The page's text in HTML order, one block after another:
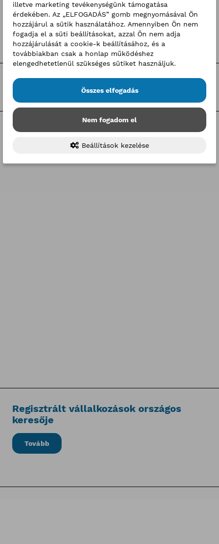
24 25 26 27 28 29 30
31 1 2 3 4 5
Kategóriák
Regisztrált vállalkozások országos
keresője
Tovább
illetve marketing tevékenységünk támogatása
érdekében. Az „ELFOGADÁS” gomb megnyomásával Ön
hozzájárul a sütik használatához. Amennyiben Ön nem
fogadja el a süti beállításokat, azzal Ön nem adja
hozzájárulását a cookie-k beállításához, és a
továbbiakban csak a honlap működéshez
elengedhetetlenül szükséges sütiket használjuk.
Összes elfogadás
Nem fogadom el
Beállítások kezelése